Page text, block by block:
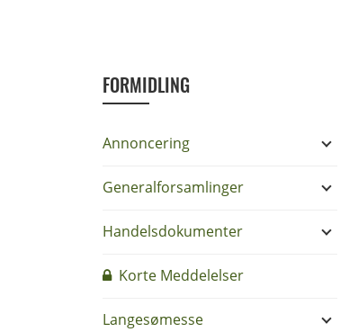
FORMIDLING
Annoncering
Generalforsamlinger
Handelsdokumenter
Korte Meddelelser
Langesømesse